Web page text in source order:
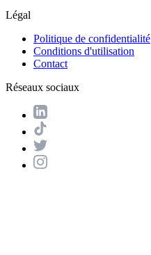
Légal
Politique de confidentialité
Conditions d'utilisation
Contact
Réseaux sociaux